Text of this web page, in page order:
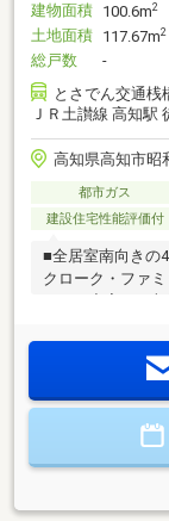
建物面積 100.6m2
土地面積 117.67m2
総戸数
-
とさでん交通桟
ＪＲ土讃線 高知駅
高知県高知市昭
都市ガス
建設住宅性能評価付
■全居室南向きの
クローク・ファ
世代に嬉しい立